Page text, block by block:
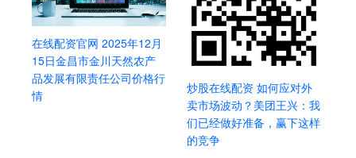
在线配资官网 2025年12月
15日金昌市金川天然农产
品发展有限责任公司价格行
情
炒股在线配资 如何应对外
卖市场波动？美团王兴：我
们已经做好准备，赢下这样
的竞争